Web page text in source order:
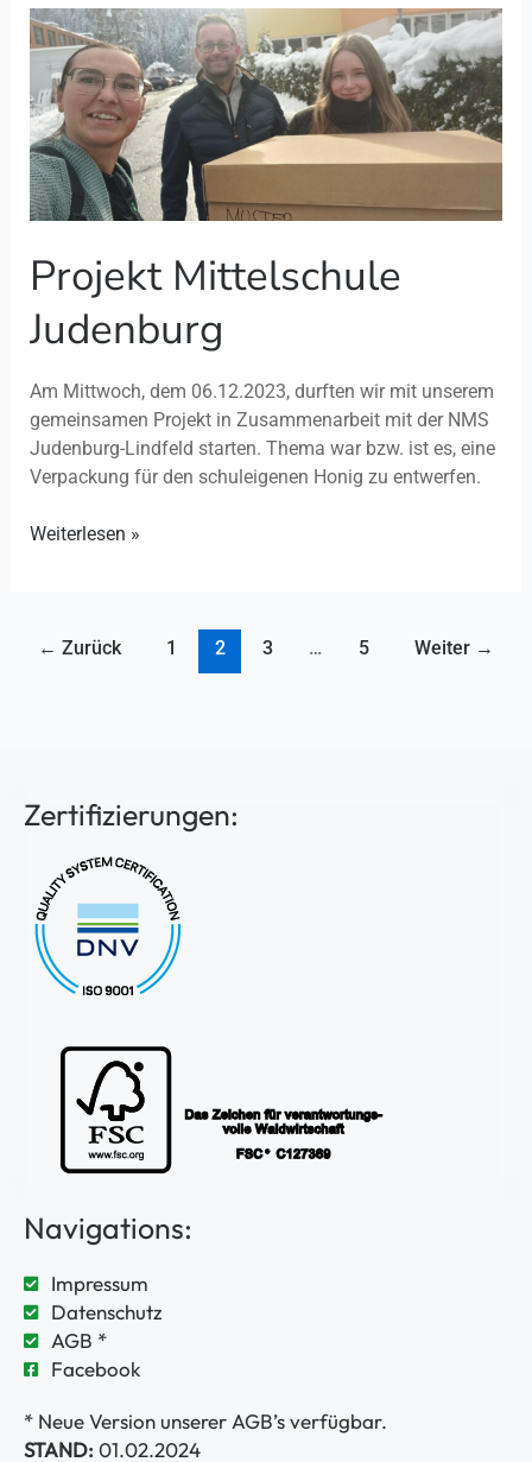
Projekt Mittelschule
Judenburg
Am Mittwoch, dem 06.12.2023, durften wir mit unserem
gemeinsamen Projekt in Zusammenarbeit mit der NMS
Judenburg-Lindfeld starten. Thema war bzw. ist es, eine
Verpackung für den schuleigenen Honig zu entwerfen.
Projekt
Mittelschule
Judenburg
Weiterlesen »
← Zurück 1 2 3 … 5 Weiter →
Navigations:
Impressum
Datenschutz
AGB *
Facebook
* Neue Version unserer AGB’s verfügbar.
STAND: 01.02.2024
Zertifizierungen: